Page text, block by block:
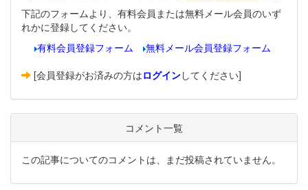
下記のフォームより、有料会員または無料メール会員のいず
れかに登録してください。
有料会員登録フォーム
無料メール会員登録フォーム
[会員登録がお済みの方はログインしてください]
コメント一覧
この記事についてのコメントは、まだ投稿されていません。